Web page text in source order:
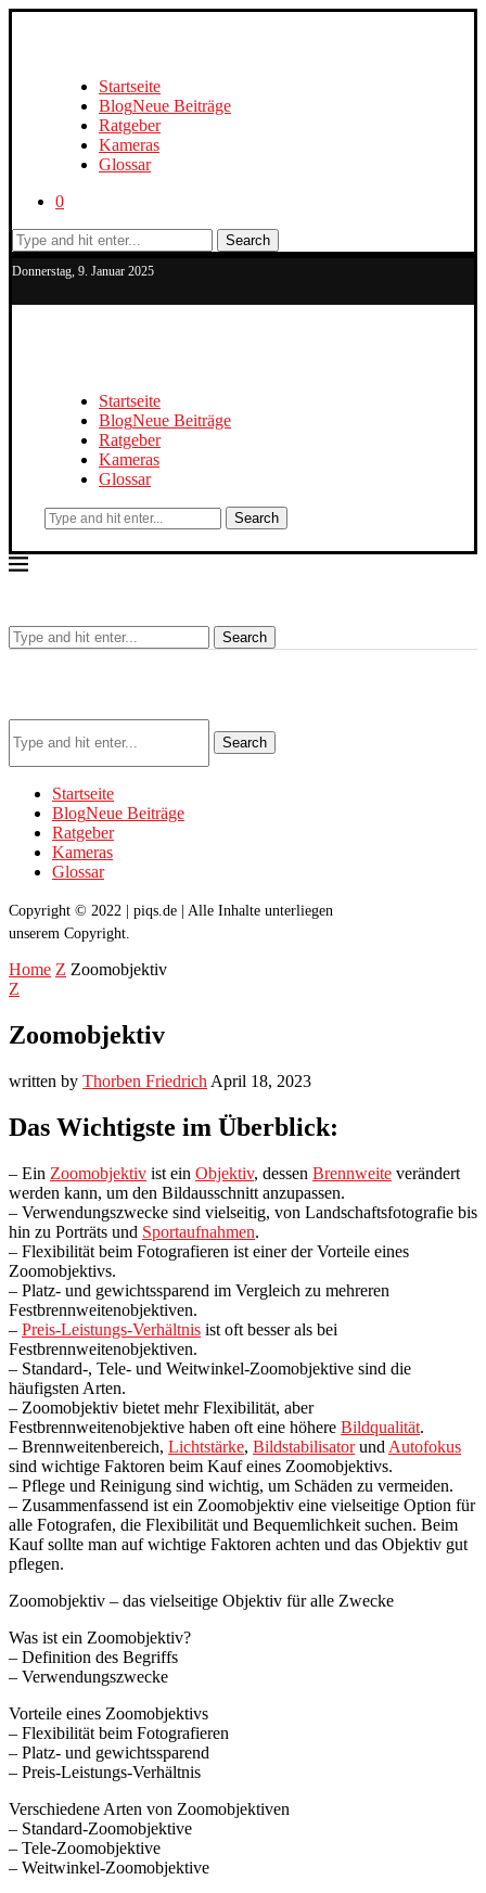
Startseite
BlogNeue Beiträge
Ratgeber
Kameras
Glossar
0
Search
Donnerstag, 9. Januar 2025
Startseite
BlogNeue Beiträge
Ratgeber
Kameras
Glossar
Search
Search
Search
Startseite
BlogNeue Beiträge
Ratgeber
Kameras
Glossar
Copyright © 2022 | piqs.de | Alle Inhalte unterliegen
unserem Copyright.
Home Z Zoomobjektiv
Z
Zoomobjektiv
written by Thorben Friedrich April 18, 2023
Das Wichtigste im Überblick:
– Ein Zoomobjektiv ist ein Objektiv, dessen Brennweite verändert
werden kann, um den Bildausschnitt anzupassen.
– Verwendungszwecke sind vielseitig, von Landschaftsfotografie bis
hin zu Porträts und Sportaufnahmen.
– Flexibilität beim Fotografieren ist einer der Vorteile eines
Zoomobjektivs.
– Platz- und gewichtssparend im Vergleich zu mehreren
Festbrennweitenobjektiven.
– Preis-Leistungs-Verhältnis ist oft besser als bei
Festbrennweitenobjektiven.
– Standard-, Tele- und Weitwinkel-Zoomobjektive sind die
häufigsten Arten.
– Zoomobjektiv bietet mehr Flexibilität, aber
Festbrennweitenobjektive haben oft eine höhere Bildqualität.
– Brennweitenbereich, Lichtstärke, Bildstabilisatorund Autofokus
sind wichtige Faktoren beim Kauf eines Zoomobjektivs.
– Pflege und Reinigung sind wichtig, um Schäden zu vermeiden.
– Zusammenfassend ist ein Zoomobjektiv eine vielseitige Option für
alle Fotografen, die Flexibilität und Bequemlichkeit suchen. Beim
Kauf sollte man auf wichtige Faktoren achten und das Objektiv gut
pflegen.
Zoomobjektiv – das vielseitige Objektiv für alle Zwecke
Was ist ein Zoomobjektiv?
– Definition des Begriffs
– Verwendungszwecke
Vorteile eines Zoomobjektivs
– Flexibilität beim Fotografieren
– Platz- und gewichtssparend
– Preis-Leistungs-Verhältnis
Verschiedene Arten von Zoomobjektiven
– Standard-Zoomobjektive
– Tele-Zoomobjektive
– Weitwinkel-Zoomobjektive